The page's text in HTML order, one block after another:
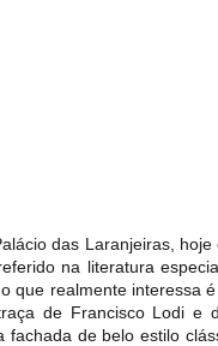
das Laranjeiras, hoje
na literatura
que realmente interessa
de Francisco Lodi e
de belo estilo